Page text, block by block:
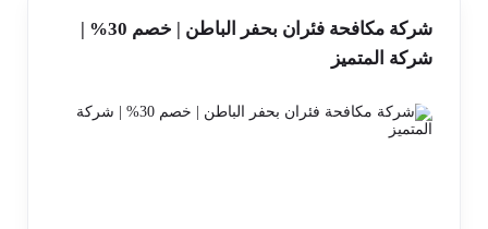
شركة مكافحة فئران بحفر الباطن | خصم 30% |
شركة المتميز